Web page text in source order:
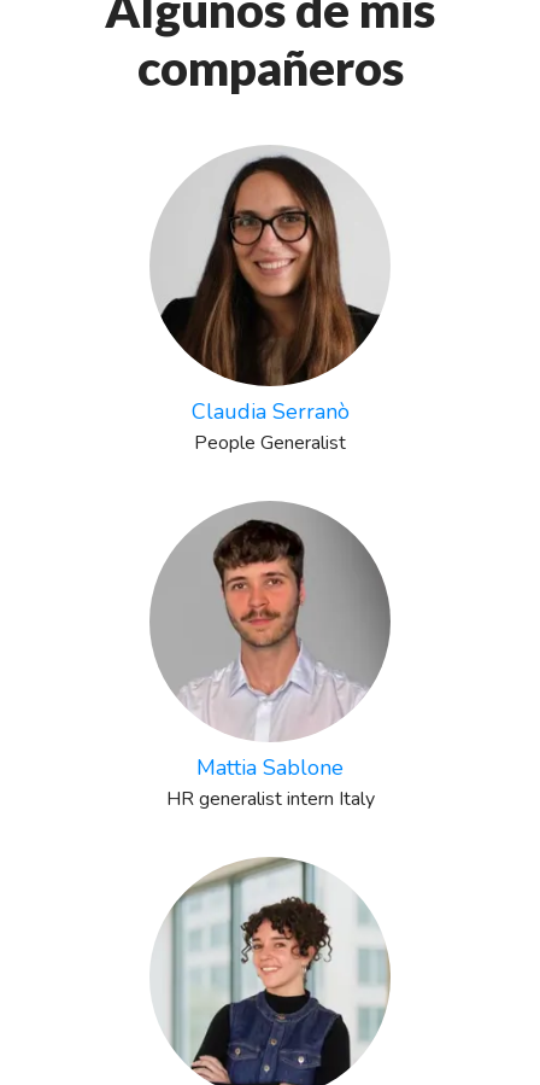
compañeros
Claudia Serranò
People Generalist
Mattia Sablone
HR generalist intern Italy